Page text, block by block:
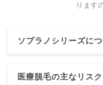
ります
ソプラノシリーズに
医療脱毛の主なリス